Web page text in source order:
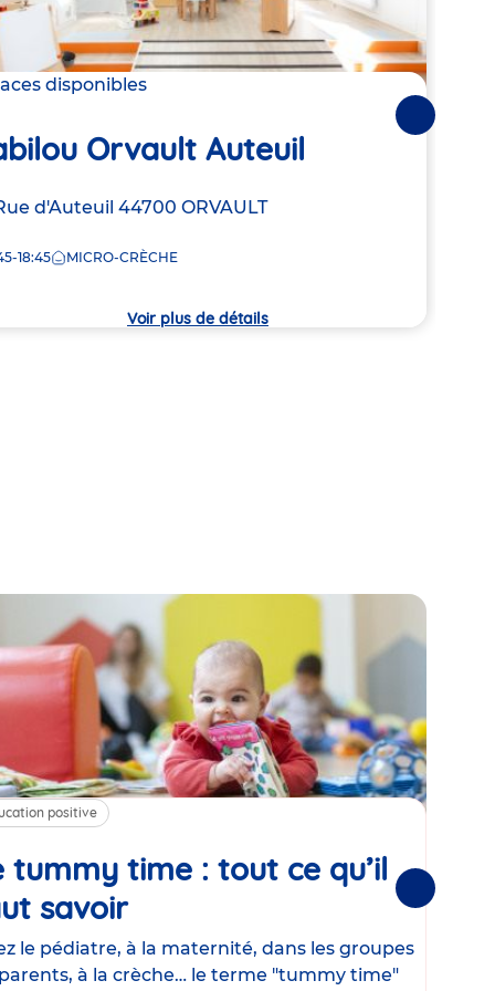
disponibles
Orvault Auteuil
d'Auteuil 44700 ORVAULT
18:45 MICRO-CRÈCHE
Voir plus de détails
Suivantes
positive
tummy time : tout ce qu’il
savoirArticle
le pédiatre, à la maternité, dans les groupes
à la crèche… le terme "tummy time"
Suivantes